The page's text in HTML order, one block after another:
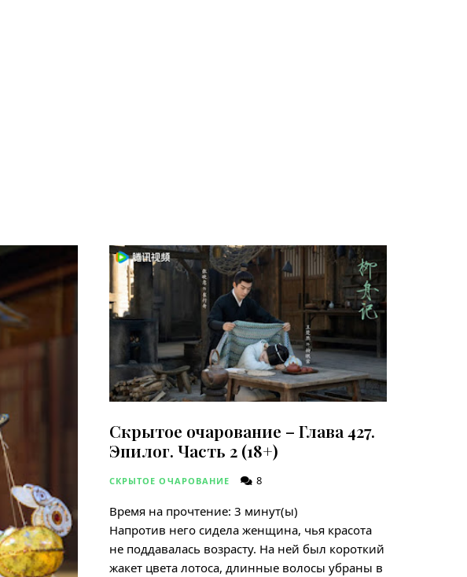
Скрытое очарование – Глава 427.
Эпилог. Часть 2 (18+)
СКРЫТОЕ ОЧАРОВАНИЕ 8
Время на прочтение: 3 минут(ы)
Напротив него сидела женщина, чья красота
не поддавалась возрасту. На ней был короткий
жакет цвета лотоса, длинные волосы убраны в